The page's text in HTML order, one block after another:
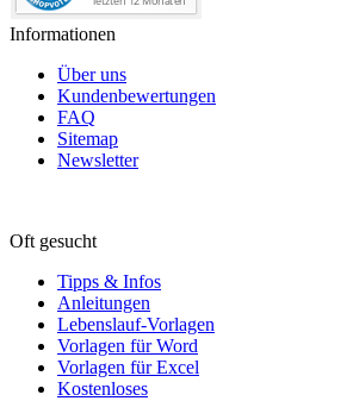
Informationen
Über uns
Kundenbewertungen
FAQ
Sitemap
Newsletter
Oft gesucht
Tipps & Infos
Anleitungen
Lebenslauf-Vorlagen
Vorlagen für Word
Vorlagen für Excel
Kostenloses